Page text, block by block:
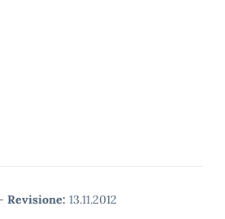
- Revisione: 13.11.2012